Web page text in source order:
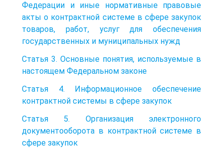
Федерации и иные нормативные правовые
акты о контрактной системе в сфере закупок
товаров, работ, услуг для обеспечения
государственных и муниципальных нужд
Статья 3. Основные понятия, используемые в
настоящем Федеральном законе
Статья 4. Информационное обеспечение
контрактной системы в сфере закупок
Статья 5. Организация электронного
документооборота в контрактной системе в
сфере закупок